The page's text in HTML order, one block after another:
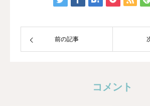
ドのご縁でメディカル
前の記事
コメント